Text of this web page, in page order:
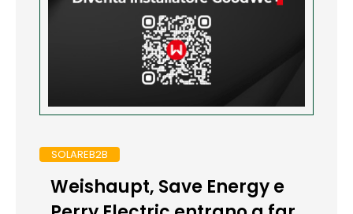
SOLAREB2B
Weishaupt, Save Energy e